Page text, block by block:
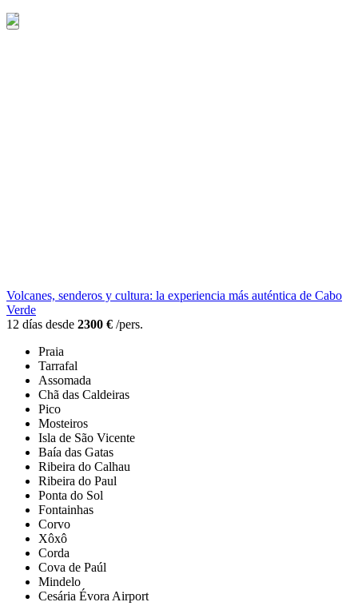
Volcanes, senderos y cultura: la experiencia más auténtica de Cabo
Verde
12 días desde 2300 € /pers.
Praia
Tarrafal
Assomada
Chã das Caldeiras
Pico
Mosteiros
Isla de São Vicente
Baía das Gatas
Ribeira do Calhau
Ribeira do Paul
Ponta do Sol
Fontainhas
Corvo
Xôxô
Corda
Cova de Paúl
Mindelo
Cesária Évora Airport